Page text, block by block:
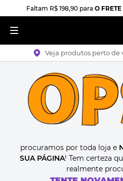
Faltam R$ 198,90paraO FRETE
Veja produtos perto de
procuramos por toda loja e
SUA PÁGINA! Tem certeza
realmente